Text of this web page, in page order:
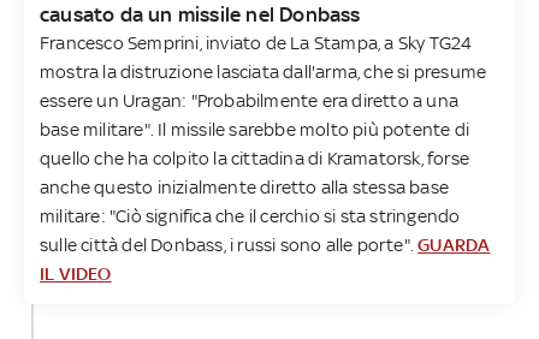
causato da un missile nel Donbass
Francesco Semprini, inviato de La Stampa, a Sky TG24
mostra la distruzione lasciata dall'arma, che si presume
essere un Uragan: "Probabilmente era diretto a una
base militare". Il missile sarebbe molto più potente di
quello che ha colpito la cittadina di Kramatorsk, forse
anche questo inizialmente diretto alla stessa base
militare: "Ciò significa che il cerchio si sta stringendo
sulle città del Donbass, i russi sono alle porte".GUARDA
IL VIDEO